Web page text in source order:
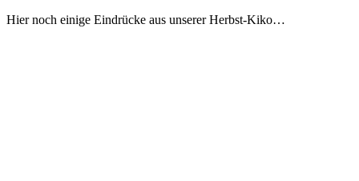
Hier noch einige Eindrücke aus unserer Herbst-Kiko…